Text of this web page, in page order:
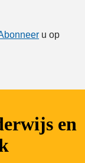
u op
en